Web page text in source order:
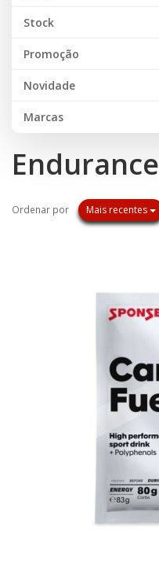
Stock
Promoção
Novidade
Marcas
Endurance
Ordenar por Mais recentes